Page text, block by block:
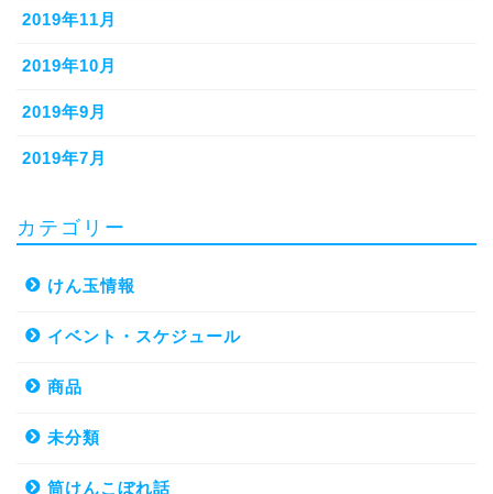
2019年11月
2019年10月
2019年9月
2019年7月
カテゴリー
けん玉情報
イベント・スケジュール
商品
未分類
筒けんこぼれ話